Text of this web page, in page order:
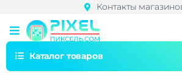
Контакты
Каталог товаров